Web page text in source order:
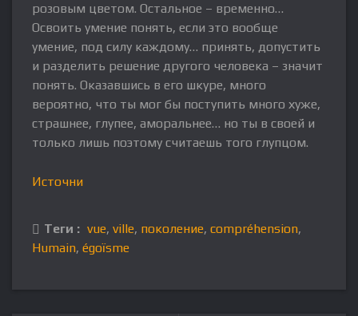
розовым цветом. Остальное – временно…
Освоить умение понять, если это вообще
умение, под силу каждому… принять, допустить
и разделить решение другого человека – значит
понять. Оказавшись в его шкуре, много
вероятно, что ты мог бы поступить много хуже,
страшнее, глупее, аморальнее… но ты в своей и
только лишь поэтому считаешь того глупцом.
Источни
Теги : vue, ville, поколение, compréhension,
Humain, égoïsme